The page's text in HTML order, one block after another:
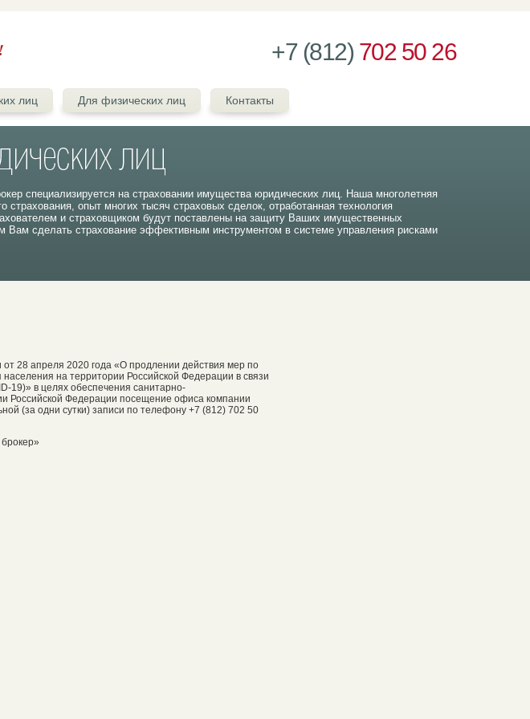
+7 (812) 702 50 26
лиц Для физических лиц Контакты
специализируется на страховании имущества юридических лиц. Наша многолетняя
страхования, опыт многих тысяч страховых сделок, отработанная технология
и страховщиком будут поставлены на защиту Ваших имущественных
Вам сделать страхование эффективным инструментом в системе управления рисками
28 апреля 2020 года «О продлении действия мер по
на территории Российской Федерации в связи
19)» в целях обеспечения санитарно-
Российской Федерации посещение офиса компании
(за одни сутки) записи по телефону +7 (812) 702 50